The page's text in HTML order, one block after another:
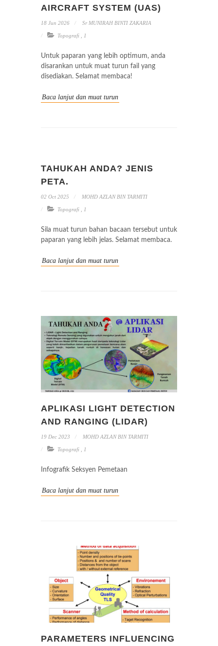
AIRCRAFT SYSTEM (UAS)
18 Jun 2026 Sr MUNIRAH BINTI ZAKARIA
Topografi 1
Untuk paparan yang lebih optimum, anda
disarankan untuk muat turun fail yang
disediakan. Selamat membaca!
Baca lanjut dan muat turun
TAHUKAH ANDA? JENIS
PETA.
02 Oct 2025 MOHD AZLAN BIN TARMITI
Topografi 1
Sila muat turun bahan bacaan tersebut untuk
paparan yang lebih jelas. Selamat membaca.
Baca lanjut dan muat turun
APLIKASI LIGHT DETECTION
AND RANGING (LIDAR)
19 Dec 2023 MOHD AZLAN BIN TARMITI
Topografi 1
Infografik Seksyen Pemetaan
Baca lanjut dan muat turun
PARAMETERS INFLUENCING